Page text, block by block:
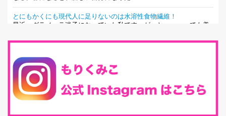
とにもかくにも現代人に足りないのは水溶性食物繊維！
最近、グラノーラ迷子になっていた私です。が、と〜〜〜っても美
腸内環境を整えることは、健康維持の中でいっちばん大事！だと私
は思っています。 ヒトの免...
iHerb特大セール終了間近！みんな何買う？
最近お風呂上がりの炭酸水をシリカシリカにしているんだけど確か